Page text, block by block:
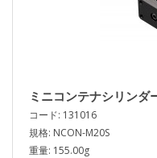
ミニコンテナシリンダ
コード: 131016
規格: NCON-M20S
重量: 155.00g